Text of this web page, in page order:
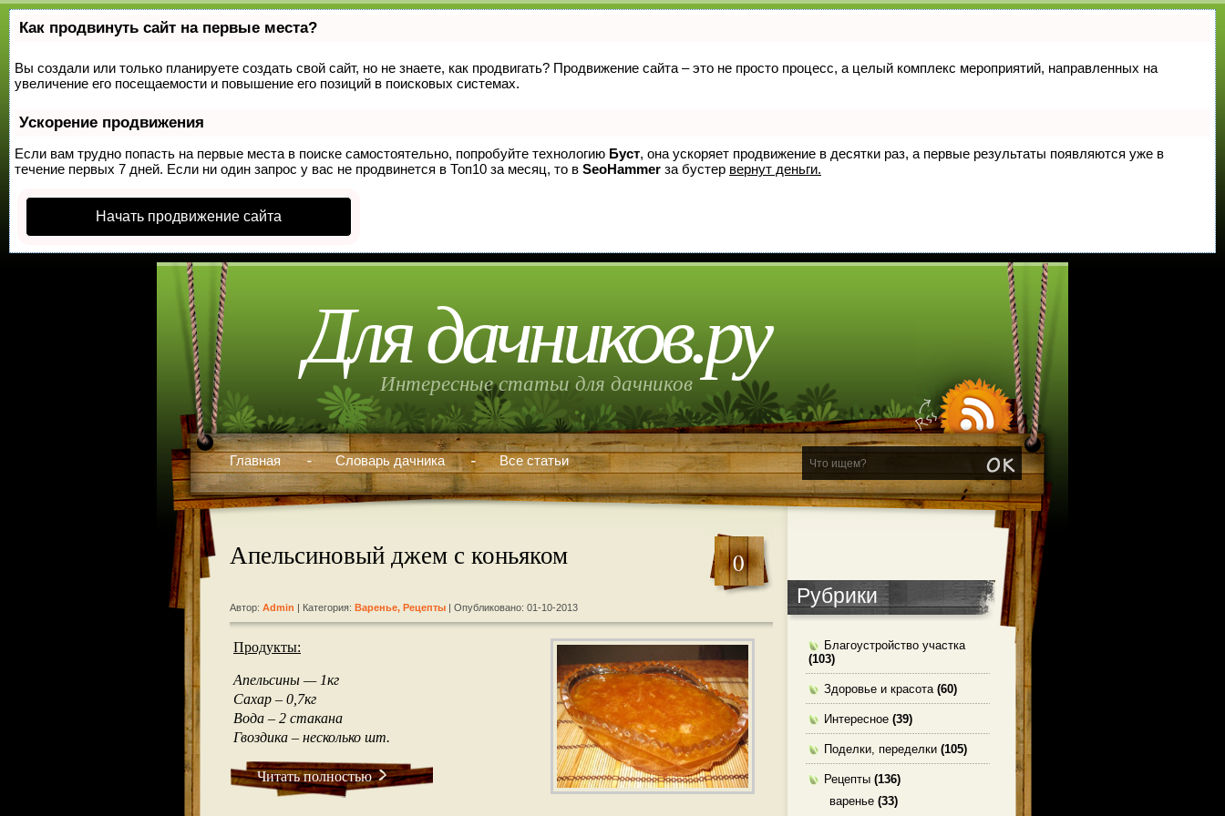
Как продвинуть сайт на первые места?
Вы создали или только планируете создать свой сайт, но не знаете, как продвигать? Продвижение сайта – это не просто процесс, а целый комплекс мероприятий, направленных на
увеличение его посещаемости и повышение его позиций в поисковых системах.
Ускорение продвижения
Если вам трудно попасть на первые места в поиске самостоятельно, попробуйте технологию Буст, она ускоряет продвижение в десятки раз, а первые результаты появляются уже в
течение первых 7 дней. Если ни один запрос у вас не продвинется в Топ10 за месяц, то в SeoHammer за бустер вернут деньги.
Начать продвижение сайта
Для дачников.ру
Интересные статьи для дачников
Главная Словарь дачника Все статьи
Апельсиновый джем с коньяком 0
Автор: Admin | Категория: Варенье, Рецепты | Опубликовано: 01-10-2013
Продукты:
Апельсины — 1кг
Сахар – 0,7кг
Вода – 2 стакана
Гвоздика – несколько шт.
Читать полностью
Рубрики
Благоустройство участка
(103)
Здоровье и красота(60)
Интересное (39)
Поделки, переделки (105)
Рецепты (136)
варенье (33)